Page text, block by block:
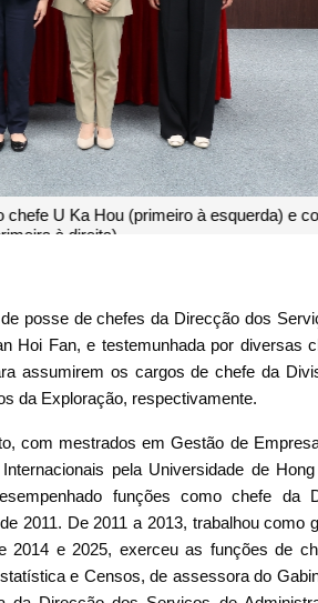
(primeiro à esquerda) e com a chefe Lo
posse de chefes da Direcção dos
Hoi Fan, e testemunhada por diversas
assumirem os cargos de chefe da
da Exploração, respectivamente.
com mestrados em Gestão de
pela Universidade de
funções como chefe da
2011. De 2011 a 2013, trabalhou como
2014 e 2025, exerceu as funções de
e Censos, de assessora do